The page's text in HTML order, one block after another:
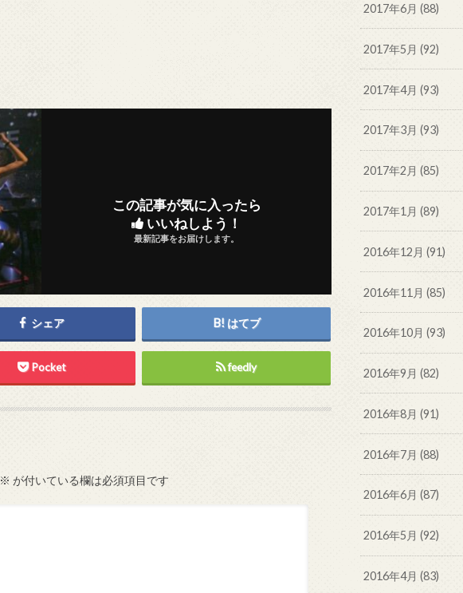
この記事が気に入ったら
いいねしよう！
最新記事をお届けします。
シェア はてブ
Pocket feedly
※ が付いている欄は必須項目です
2017年6月 (88)
2017年5月 (92)
2017年4月 (93)
2017年3月 (93)
2017年2月 (85)
2017年1月 (89)
2016年12月 (91)
2016年11月 (85)
2016年10月 (93)
2016年9月 (82)
2016年8月 (91)
2016年7月 (88)
2016年6月 (87)
2016年5月 (92)
2016年4月 (83)